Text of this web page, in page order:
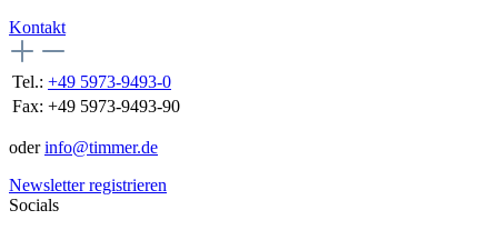
Kontakt
Tel.: +49 5973-9493-0
Fax: +49 5973-9493-90
oderinfo@timmer.de
Newsletter registrieren
Socials